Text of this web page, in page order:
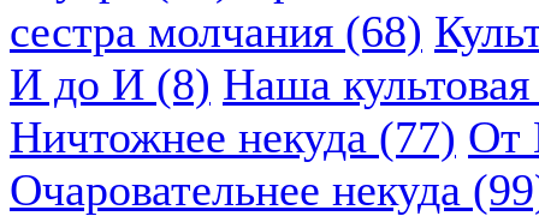
сестра молчания (68)
И до И (8) Наша
Ничтожнее некуда (77) От
Очаровательнее некуда